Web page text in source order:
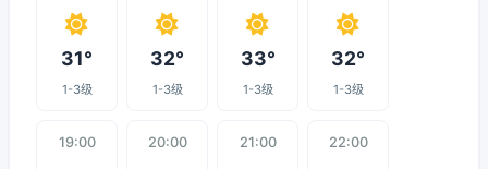
31°
1-3级
32°
1-3级
33°
1-3级
32°
1-3级
19:00 20:00 21:00 22:00